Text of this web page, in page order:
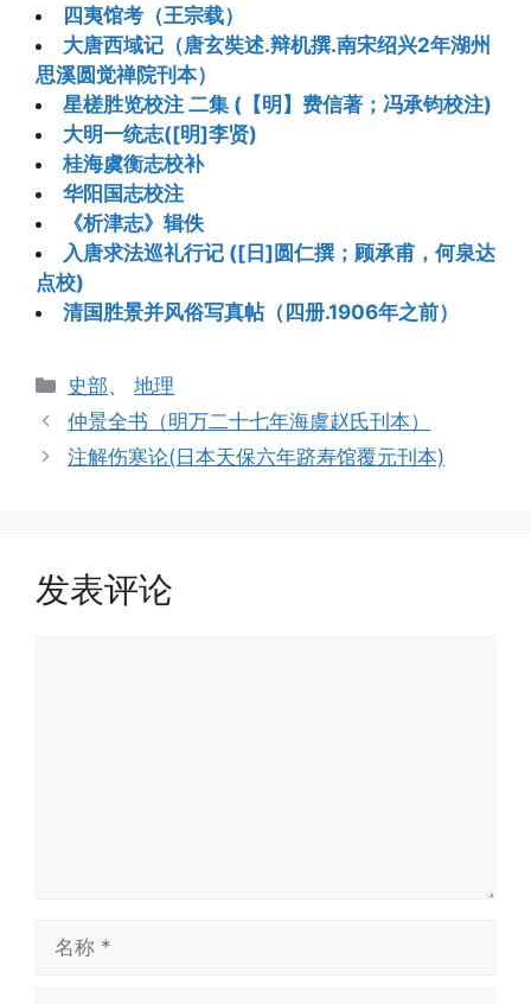
四夷馆考（王宗载）
大唐西域记（唐玄奘述.辩机撰.南宋绍兴2年湖州
思溪圆觉禅院刊本）
星槎胜览校注 二集 (【明】费信著；冯承钧校注)
大明一统志([明]李贤)
桂海虞衡志校补
华阳国志校注
《析津志》辑佚
入唐求法巡礼行记 ([日]圆仁撰；顾承甫，何泉达
点校)
清国胜景并风俗写真帖（四册.1906年之前）
分
类
史部、地理
仲景全书（明万二十七年海虞赵氏刊本）
注解伤寒论(日本天保六年跻寿馆覆元刊本)
发表评论